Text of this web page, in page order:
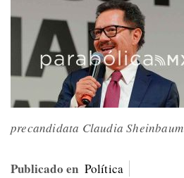
precandidata Claudia Sheinbaum
Publicado en Política